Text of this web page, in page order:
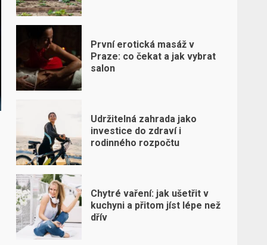
První erotická masáž v
Praze: co čekat a jak vybrat
salon
Udržitelná zahrada jako
investice do zdraví i
rodinného rozpočtu
Chytré vaření: jak ušetřit v
kuchyni a přitom jíst lépe než
dřív